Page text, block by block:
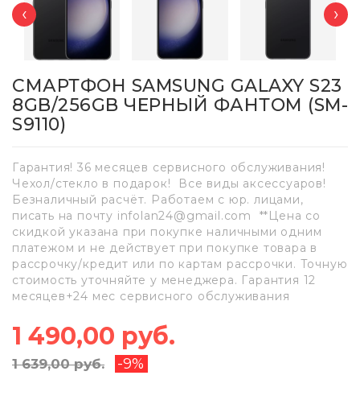
‹ ›
СМАРТФОН SAMSUNG GALAXY S23
8GB/256GB ЧЕРНЫЙ ФАНТОМ (SM-
S9110)
Гарантия! 36 месяцев сервисного обслуживания!
Чехол/стекло в подарок! Все виды аксессуаров!
Безналичный расчёт. Работаем с юр. лицами,
писать на почту infolan24@gmail.com **Цена со
скидкой указана при покупке наличными одним
платежом и не действует при покупке товара в
рассрочку/кредит или по картам рассрочки. Точную
стоимость уточняйте у менеджера. Гарантия 12
месяцев+24 мес сервисного обслуживания
1 490,00 руб.
1 639,00 руб. -9%